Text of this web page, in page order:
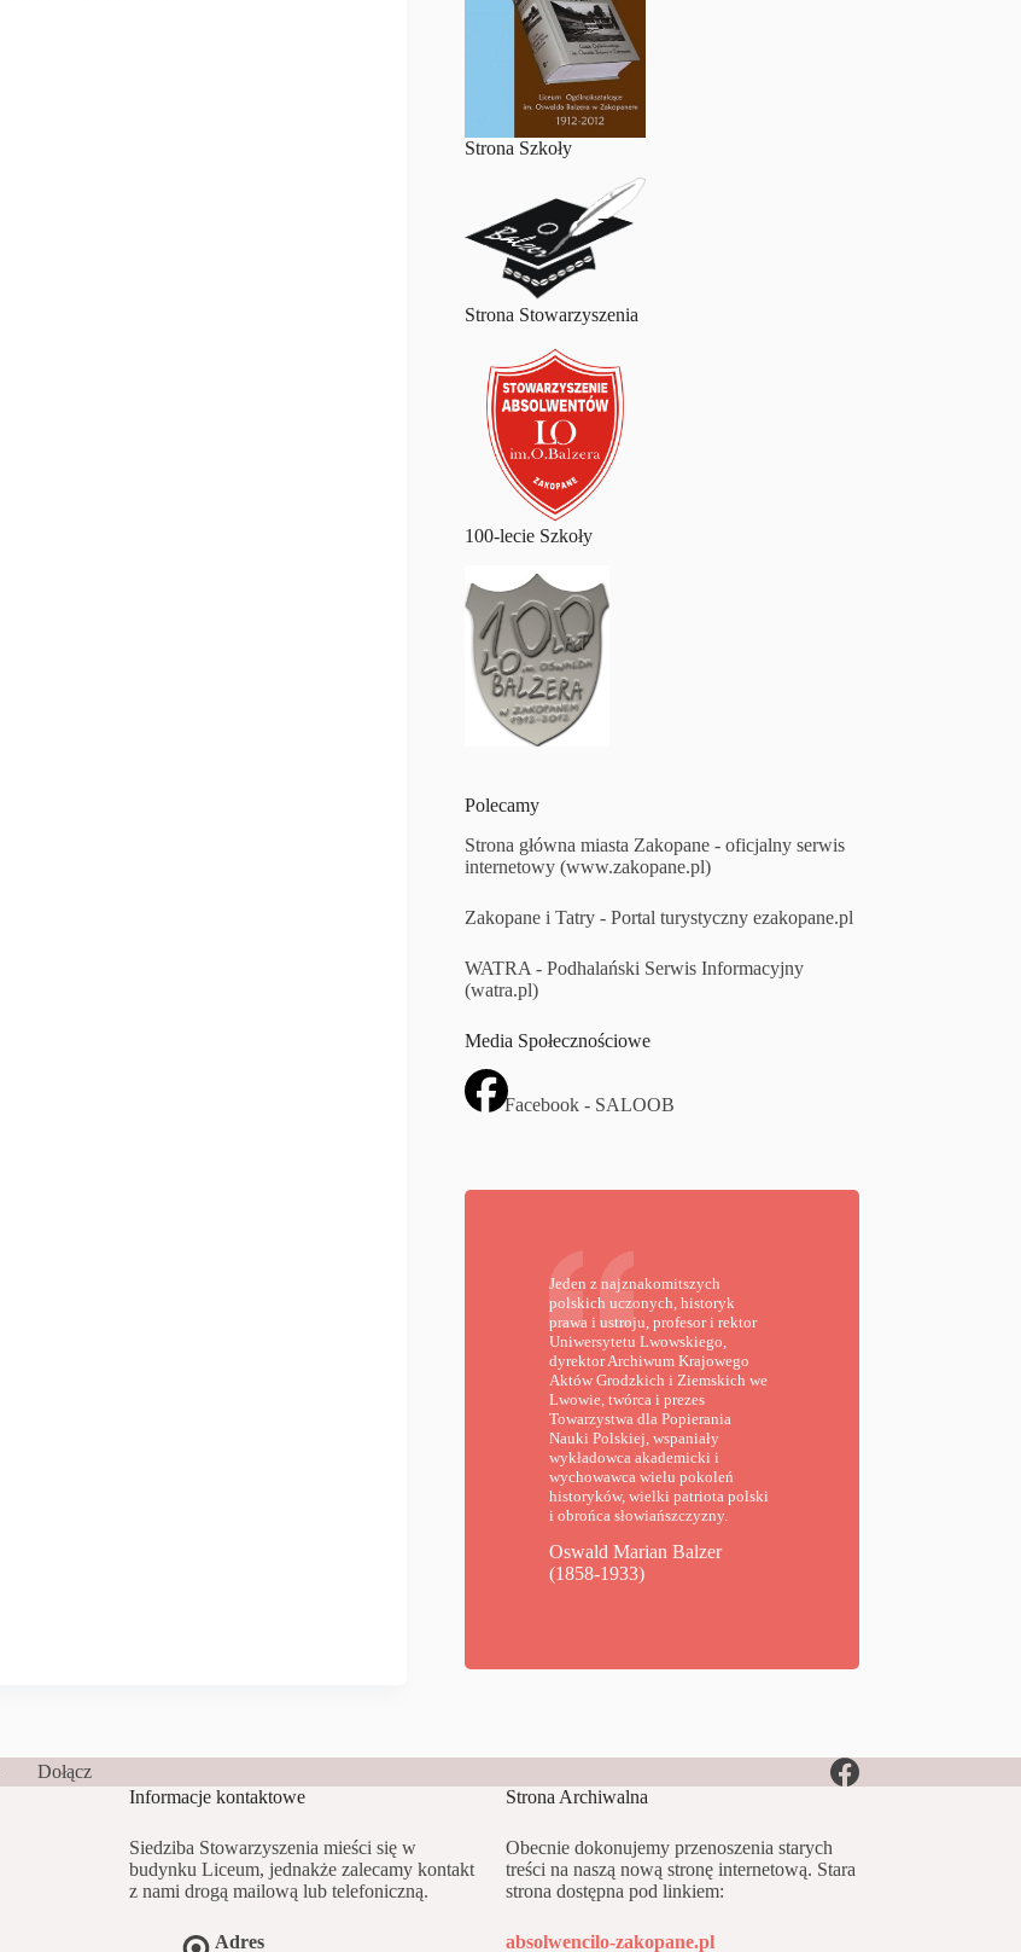
Strona Szkoły
Strona Stowarzyszenia
100-lecie Szkoły
Polecamy
Strona główna miasta Zakopane - oficjalny serwis
internetowy (www.zakopane.pl)
Zakopane i Tatry - Portal turystyczny ezakopane.pl
WATRA - Podhalański Serwis Informacyjny
(watra.pl)
Media Społecznościowe
Facebook - SALOOB
Jeden z najznakomitszych
polskich uczonych, historyk
prawa i ustroju, profesor i rektor
Uniwersytetu Lwowskiego,
dyrektor Archiwum Krajowego
Aktów Grodzkich i Ziemskich we
Lwowie, twórca i prezes
Towarzystwa dla Popierania
Nauki Polskiej, wspaniały
wykładowca akademicki i
wychowawca wielu pokoleń
historyków, wielki patriota polski
i obrońca słowiańszczyzny.
Oswald Marian Balzer
(1858-1933)
Dołącz
Informacje kontaktowe
Siedziba Stowarzyszenia mieści się w
budynku Liceum, jednakże zalecamy kontakt
z nami drogą mailową lub telefoniczną.
Adres
Strona Archiwalna
Obecnie dokonujemy przenoszenia starych
treści na naszą nową stronę internetową. Stara
strona dostępna pod linkiem:
absolwencilo-zakopane.pl